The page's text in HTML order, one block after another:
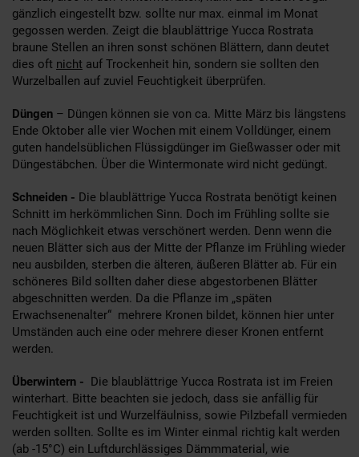
gänzlich eingestellt bzw. sollte nur max. einmal im Monat
gegossen werden. Zeigt die blaublättrige Yucca Rostrata
braune Stellen an ihren sonst schönen Blättern, dann deutet
dies oft nicht auf Trockenheit hin, sondern sie sollten den
Wurzelballen auf zuviel Feuchtigkeit überprüfen.
Düngen – Düngen können sie von ca. Mitte März bis längstens
Ende Oktober alle vier Wochen mit einem Volldünger, einem
guten handelsüblichen Flüssigdünger im Gießwasser oder mit
Düngestäbchen. Über die Wintermonate wird nicht gedüngt.
Schneiden - Die blaublättrige Yucca Rostrata benötigt keinen
Schnitt im herkömmlichen Sinn. Doch im Frühling sollte sie
nach Möglichkeit etwas verschönert werden. Denn wenn die
neuen Blätter sich aus der Mitte der Pflanze im Frühling wieder
neu ausbilden, sterben die älteren, äußeren Blätter ab. Für ein
schöneres Bild sollten daher diese abgestorbenen Blätter
abgeschnitten werden. Da die Pflanze im „späten
Erwachsenenalter“ mehrere Kronen bildet, können hier unter
Umständen auch eine oder mehrere dieser Kronen entfernt
werden.
Überwintern - Die blaublättrige Yucca Rostrata ist im Freien
winterhart. Bitte beachten sie jedoch, dass sie anfällig für
Feuchtigkeit ist und Wurzelfäulniss, sowie Pilzbefall vermieden
werden sollten. Sollte es im Winter einmal richtig kalt werden
(ab -15°C) ein Luftdurchlässiges Dämmmaterial, wie